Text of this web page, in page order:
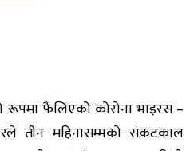
रूपमा फैलिएको कोरोना भाइरस –
तीन महिनासम्मको संकटकाल